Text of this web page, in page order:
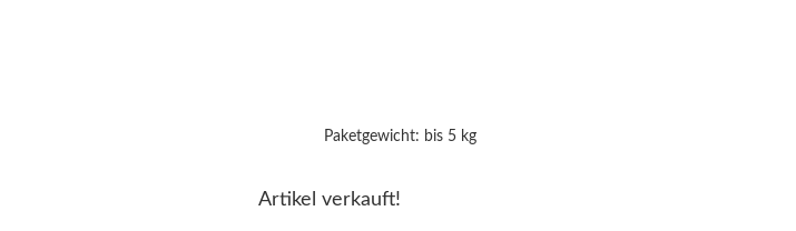
Paketgewicht: bis 5 kg
Artikel verkauft!